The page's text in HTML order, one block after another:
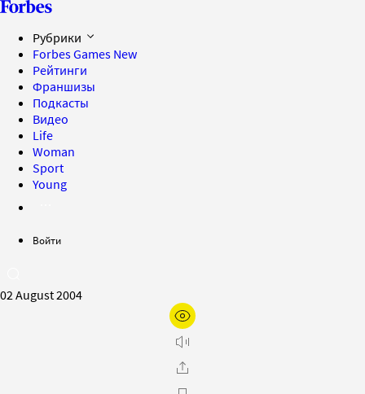
Рубрики
Forbes Games New
Рейтинги
Франшизы
Подкасты
Видео
Life
Woman
Sport
Young
Войти
02 August 2004